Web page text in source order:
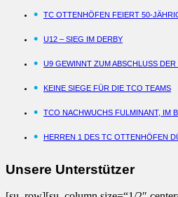
TC OTTENHÖFEN FEIERT 50-
U12 – SIEG IM DERBY
U9 GEWINNT ZUM ABSCHLUSS DER
KEINE SIEGE FÜR DIE TCO TEAMS
TCO NACHWUCHS FULMINANT, IM
HERREN 1 DES TC OTTENHÖFEN
Unsere Unterstützer